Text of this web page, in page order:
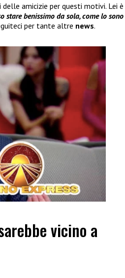
amicizie per questi motivi. Lei è
stare benissimo da sola, come lo sono
per tante altre news.
vicino a